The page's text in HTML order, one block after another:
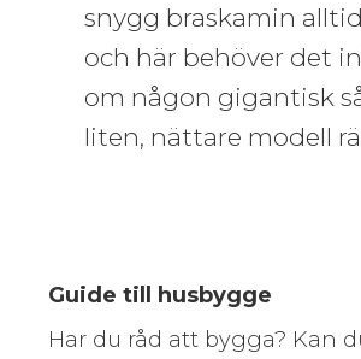
snygg braskamin
och här behöver det
om någon gigantisk
liten, nättare modell
Guide till husbygge
Har du råd att bygga? Kan